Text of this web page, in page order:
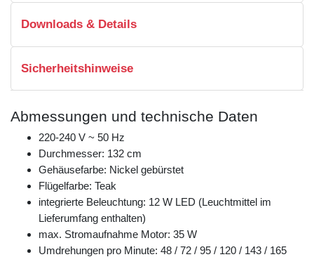
Downloads & Details
Sicherheitshinweise
Abmessungen und technische Daten
220-240 V ~ 50 Hz
Durchmesser: 132 cm
Gehäusefarbe: Nickel gebürstet
Flügelfarbe: Teak
integrierte Beleuchtung: 12 W LED (Leuchtmittel im
Lieferumfang enthalten)
max. Stromaufnahme Motor: 35 W
Umdrehungen pro Minute: 48 / 72 / 95 / 120 / 143 / 165